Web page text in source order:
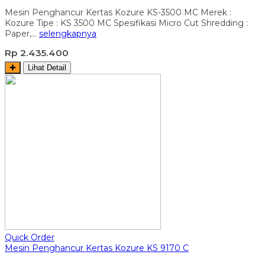
Mesin Penghancur Kertas Kozure KS-3500 MC Merek :
Kozure Tipe : KS 3500 MC Spesifikasi Micro Cut Shredding :
Paper,… selengkapnya
Rp 2.435.400
✚ Lihat Detail
Quick Order
Mesin Penghancur Kertas Kozure KS 9170 C